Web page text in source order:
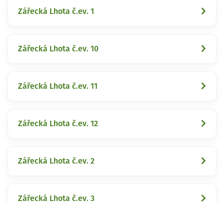
Zářecká Lhota č.ev. 1
Zářecká Lhota č.ev. 10
Zářecká Lhota č.ev. 11
Zářecká Lhota č.ev. 12
Zářecká Lhota č.ev. 2
Zářecká Lhota č.ev. 3